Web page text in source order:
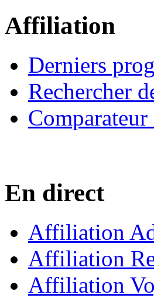
Affiliation
Derniers
Rechercher
En direct
Affiliation
Affiliation
Affiliation